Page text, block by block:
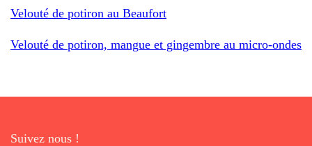
Velouté de potiron au Beaufort
Velouté de potiron, mangue et gingembre au micro-ondes
Suivez nous !